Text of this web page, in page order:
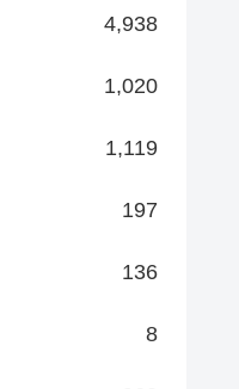
4,938
1,020
1,119
197
136
8